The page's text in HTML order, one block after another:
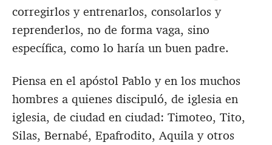
corregirlos y entrenarlos, consolarlos y
reprenderlos, no de forma vaga, sino
específica, como lo haría un buen padre.
Piensa en el apóstol Pablo y en los muchos
hombres a quienes discipuló, de iglesia en
iglesia, de ciudad en ciudad: Timoteo, Tito,
Silas, Bernabé, Epafrodito, Aquila y otros